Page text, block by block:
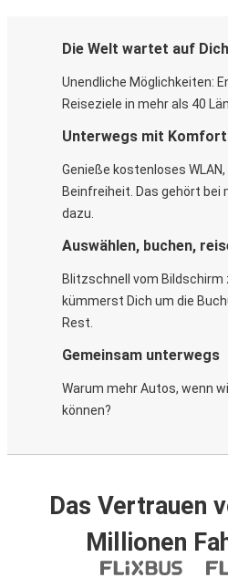
Die Welt wartet auf Dich
Unendliche Möglichkeiten:
Reiseziele in mehr als 40
Unterwegs mit Komfort
Genieße kostenloses
Beinfreiheit. Das gehört bei
dazu.
Auswählen, buchen,
Blitzschnell vom Bildschirm
kümmerst Dich um die
Rest.
Gemeinsam unterwegs
Warum mehr Autos, wenn
können?
Das Vertrauen
Millionen